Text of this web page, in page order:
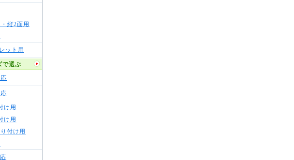
縦2面用
ット用
で選ぶ
け用
け用
付け用